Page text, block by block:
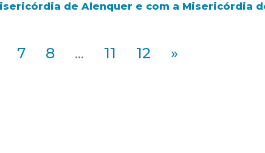
de Alenquer e com a Misericórdia
7 8 ... 11 12 »